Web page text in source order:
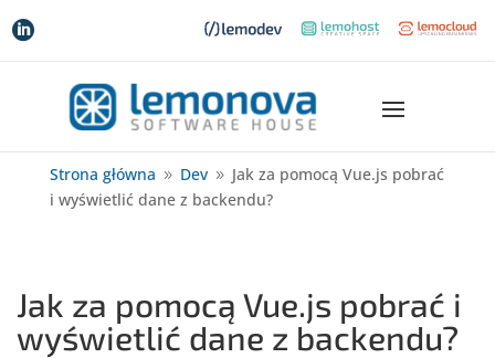

Strona główna 9 Dev 9 Jak za pomocą Vue.js pobrać
i wyświetlić dane z backendu?
Jak za pomocą Vue.js pobrać i
wyświetlić dane z backendu?